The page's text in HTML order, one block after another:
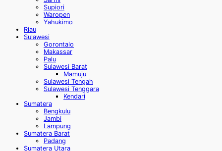
Supiori
Waropen
Yahukimo
Riau
Sulawesi
Gorontalo
Makassar
Palu
Sulawesi Barat
Mamuju
Sulawesi Tengah
Sulawesi Tenggara
Kendari
Sumatera
Bengkulu
Jambi
Lampung
Sumatera Barat
Padang
Sumatera Utara